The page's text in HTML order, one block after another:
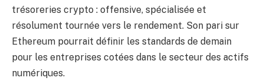
trésoreries crypto : offensive, spécialisée et
résolument tournée vers le rendement. Son pari sur
Ethereum pourrait définir les standards de demain
pour les entreprises cotées dans le secteur des actifs
numériques.